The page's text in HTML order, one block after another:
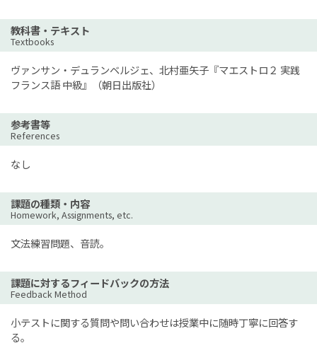
教科書・テキスト
Textbooks
ヴァンサン・デュランベルジェ、北村亜矢子『マエストロ２ 実践
フランス語 中級』（朝日出版社）
参考書等
References
なし
課題の種類・内容
Homework, Assignments, etc.
文法練習問題、音読。
課題に対するフィードバックの方法
Feedback Method
小テストに関する質問や問い合わせは授業中に随時丁寧に回答す
る。